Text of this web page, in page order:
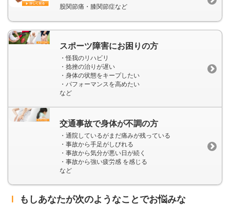
股関節痛・膝関節症など
スポーツ障害にお困りの方
・怪我のリハビリ
・捻挫の治りが遅い
・身体の状態をキープしたい
・パフォーマンスを高めたい
など
交通事故で身体が不調の方
・通院しているがまだ痛みが残っている
・事故から手足がしびれる
・事故から気分が悪い日が続く
・事故から強い疲労感 を感じる
など
もしあなたが次のようなことでお悩みな